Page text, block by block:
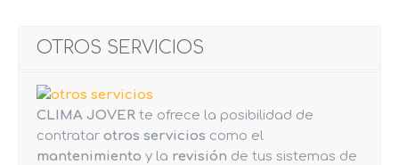
OTROS SERVICIOS
CLIMA JOVER te ofrece la posibilidad de
contratar otros servicios como el
mantenimiento y la revisión de tus sistemas de